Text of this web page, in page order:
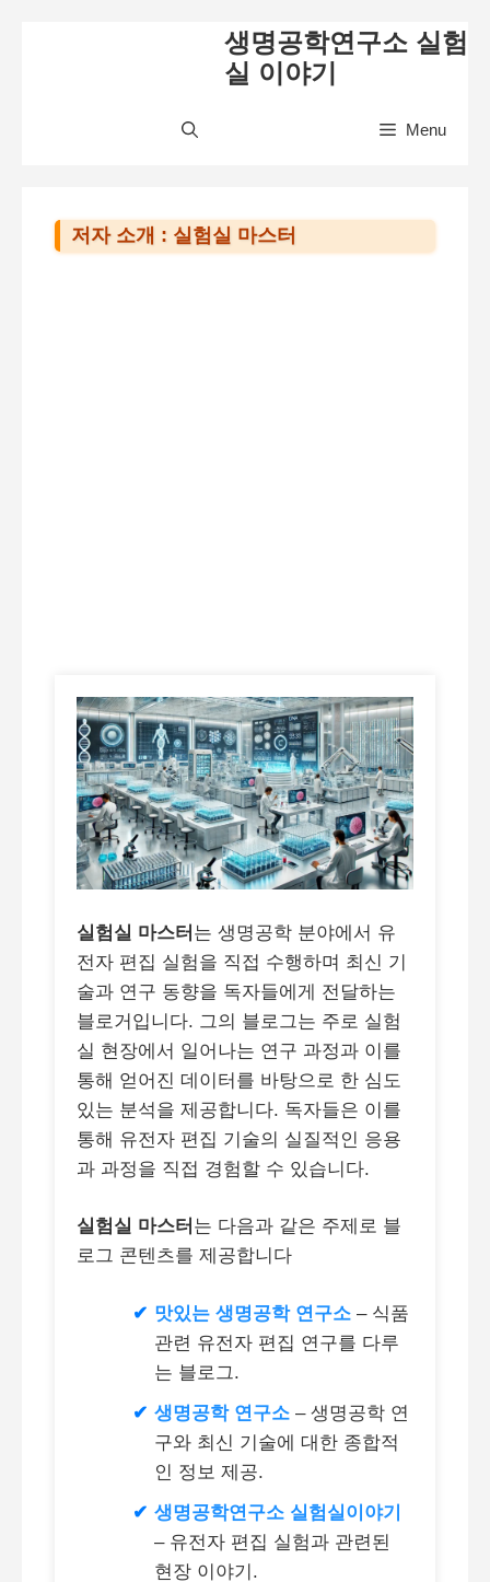
생명공학연구소 실험
실 이야기
Menu
저자 소개 : 실험실 마스터
실험실 마스터 는 생명공학 분야에서 유
전자 편집 실험을 직접 수행하며 최신 기
술과 연구 동향을 독자들에게 전달하는
블로거입니다. 그의 블로그는 주로 실험
실 현장에서 일어나는 연구 과정과 이를
통해 얻어진 데이터를 바탕으로 한 심도
있는 분석을 제공합니다. 독자들은 이를
통해 유전자 편집 기술의 실질적인 응용
과 과정을 직접 경험할 수 있습니다.
실험실 마스터 는 다음과 같은 주제로 블
로그 콘텐츠를 제공합니다
맛있는 생명공학 연구소 – 식품
관련 유전자 편집 연구를 다루
는 블로그.
생명공학 연구소 – 생명공학 연
구와 최신 기술에 대한 종합적
인 정보 제공.
생명공학연구소 실험실이야기
– 유전자 편집 실험과 관련된
현장 이야기.